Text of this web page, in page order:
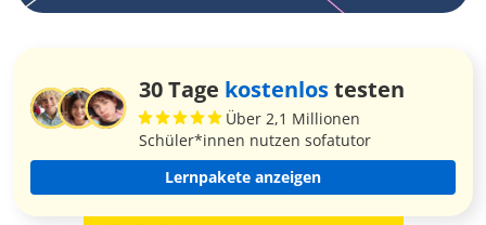
30 Tage kostenlostesten
Über 2,1 Millionen
Schüler*innen nutzen sofatutor
Lernpakete anzeigen